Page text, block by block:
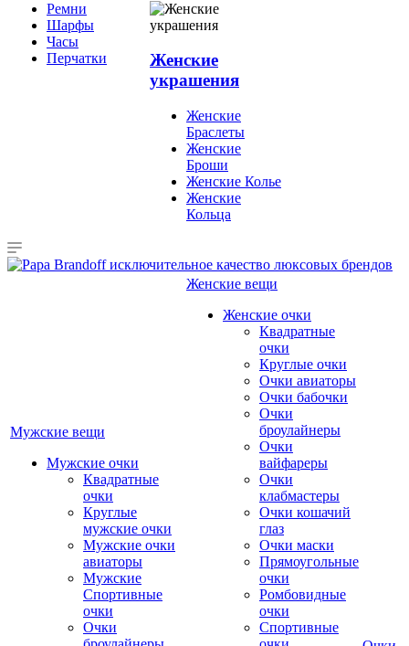
Ремни
Шарфы
Часы
Перчатки
Женские
украшения
Женские
Браслеты
Женские
Броши
Женские Колье
Женские
Кольца
Мужские вещи
Мужские очки
Квадратные
очки
Круглые
мужские очки
Мужские очки
авиаторы
Мужские
Спортивные
очки
Очки
Женские вещи
Женские очки
Квадратные
очки
Круглые очки
Очки авиаторы
Очки бабочки
Очки
броулайнеры
Очки
вайфареры
Очки
клабмастеры
Очки кошачий
глаз
Очки маски
Прямоугольные
очки
Ромбовидные
очки
Спортивные